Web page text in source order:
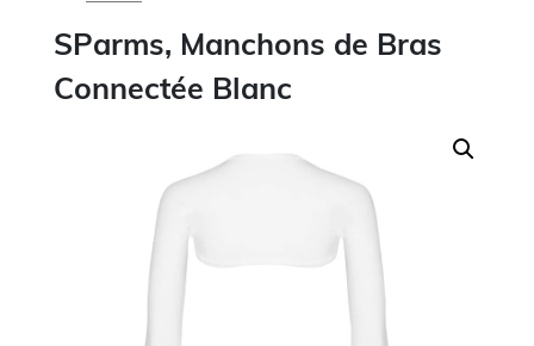
SParms, Manchons de Bras
Connectée Blanc